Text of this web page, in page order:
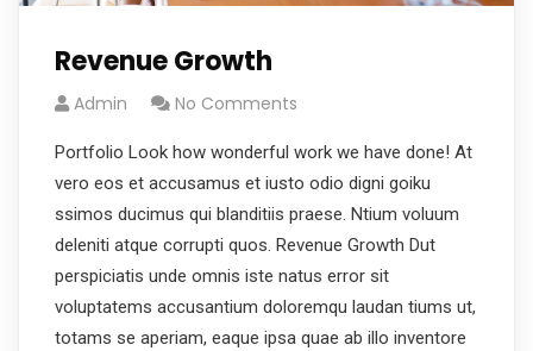
Revenue Growth
Admin No Comments
Portfolio Look how wonderful work we have done! At
vero eos et accusamus et iusto odio digni goiku
ssimos ducimus qui blanditiis praese. Ntium voluum
deleniti atque corrupti quos. Revenue Growth Dut
perspiciatis unde omnis iste natus error sit
voluptatems accusantium doloremqu laudan tiums ut,
totams se aperiam, eaque ipsa quae ab illo inventore